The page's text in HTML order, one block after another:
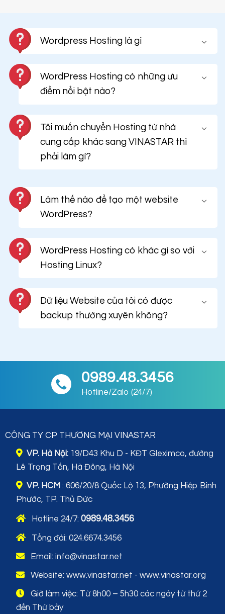
Wordpress Hosting là gì
WordPress Hosting có những ưu
điểm nổi bật nào?
Tôi muốn chuyển Hosting từ nhà
cung cấp khác sang VINASTAR thì
phải làm gì?
Làm thế nào để tạo một website
WordPress?
WordPress Hosting có khác gì so với
Hosting Linux?
Dữ liệu Website của tôi có được
backup thường xuyên không?
0989.48.3456
Hotline/Zalo (24/7)
CÔNG TY CP THƯƠNG MẠI VINASTAR
VP. Hà Nội: 19/D43 Khu D - KĐT Gleximco, đường
Lê Trọng Tấn, Hà Đông, Hà Nội
VP. HCM : 606/20/8 Quốc Lộ 13, Phường Hiệp Bình
Phước, TP. Thủ Đức
Hotline 24/7:0989.48.3456
Tổng đài:024.6674.3456
Email: info@vinastar.net
Website:www.vinastar.net -www.vinastar.org
Giờ làm việc: Từ 8h00 – 5h30 các ngày từ thứ 2
đến Thứ bảy